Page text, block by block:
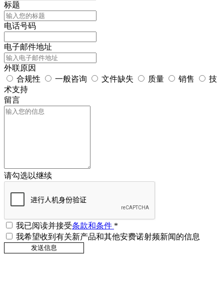
标题
电话号码
电子邮件地址
外联原因
合规性
一般咨询 文件缺失 质量 销售
技
术支持
留言
请勾选以继续
我已阅读并接受条款和条件 *
我希望收到有关新产品和其他安费诺射频新闻的信息